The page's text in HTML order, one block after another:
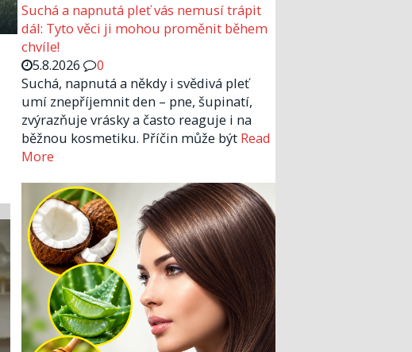
Suchá a napnutá pleť vás nemusí trápit
dál: Tyto věci ji mohou proměnit během
chvíle!
5.8.2026
0
Suchá, napnutá a někdy i svědivá pleť
umí znepříjemnit den – pne, šupinatí,
zvýrazňuje vrásky a často reaguje i na
běžnou kosmetiku. Příčin může být Read
More